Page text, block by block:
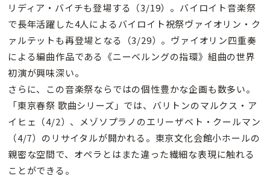
リディア・バイチも登場する（3/19）。バイロイト音楽祭
で長年活躍した4人によるバイロイト祝祭ヴァイオリン・ク
ァルテットも再登場となる（3/29）。ヴァイオリン四重奏
による編曲作品である《ニーベルングの指環》組曲の世界
初演が興味深い。
さらに、この音楽祭ならではの個性豊かな企画も数多い。
「東京春祭 歌曲シリーズ」では、バリトンのマルクス・ア
イヒェ（4/2）、メゾソプラノのエリーザベト・クールマン
（4/7）のリサイタルが開かれる。東京文化会館小ホールの
親密な空間で、オペラとはまた違った繊細な表現に触れる
ことができる。